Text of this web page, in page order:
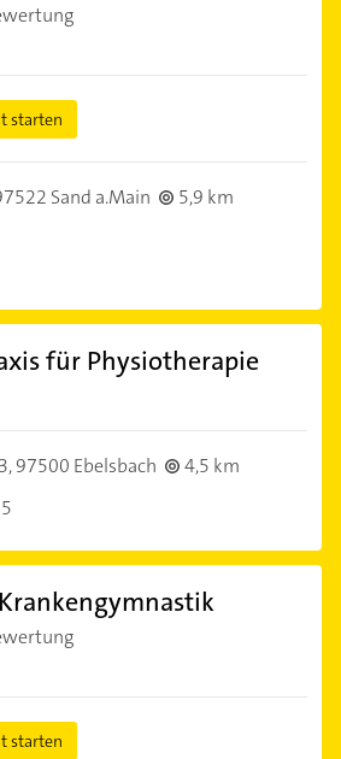
starten
Sand a.Main
5,9 km
für Physiotherapie
97500 Ebelsbach
4,5 km
starten